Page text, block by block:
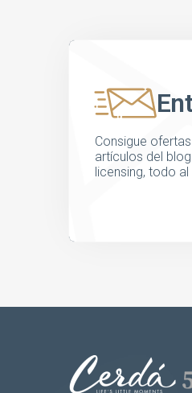
Consigue
artículos del
licensing, todo